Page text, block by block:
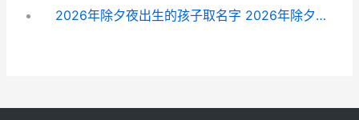
2026年除夕夜出生的孩子取名字 2026年除夕夜是几月几号?